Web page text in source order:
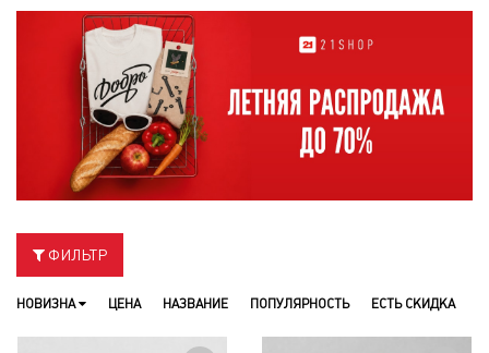
ФИЛЬТР
НОВИЗНА ЦЕНА НАЗВАНИЕ ПОПУЛЯРНОСТЬ ЕСТЬ СКИДКА